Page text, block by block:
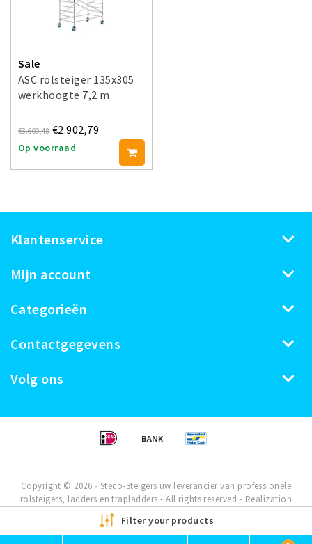
Sale
ASC rolsteiger 135x305
werkhoogte 7,2 m
€3.600,48 €2.902,79
Op voorraad
Klantenservice
Mijn account
Categorieën
Contactgegevens
Volg ons
Copyright © 2026 - Steco-Steigers uw leverancier van professionele
rolsteigers, ladders en trapladders - All rights reserved - Realization
Filter your products